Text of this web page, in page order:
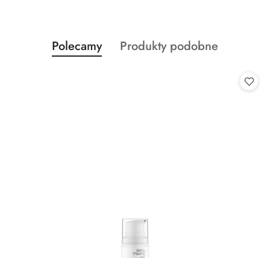
Pomiń karuzelę produktów
Produkty
o
Polecamy
Produkty
Produkty podobne